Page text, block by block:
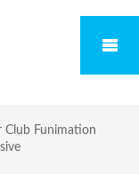
Club Funimation